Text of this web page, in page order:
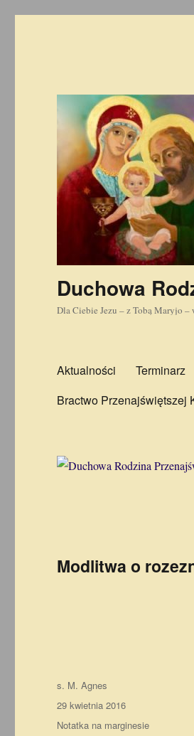
Duchowa
Dla Ciebie Jezu – z Tobą Maryjo –
Aktualności Terminarz
Bractwo Przenajświętszej
Modlitwa o
Autor
s. M. Agnes
Data
publikacji
29 kwietnia 2016
Format
Notatka na marginesie